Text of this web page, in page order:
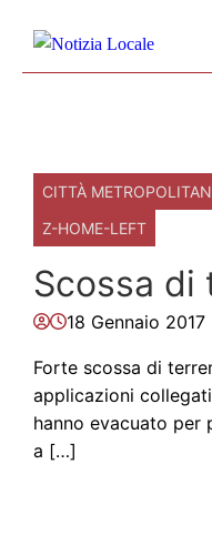
CITTÀ
Z-HOME-LEFT
Scossa di
18 Gennaio 2017
Forte scossa di
applicazioni
hanno evacuato per
a […]